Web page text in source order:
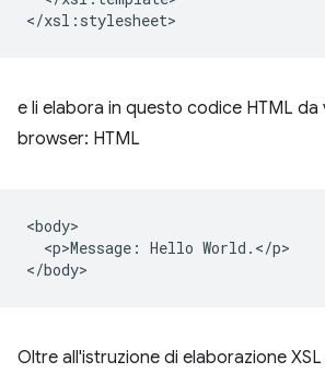
e li elabora in questo codice HTML da
browser: HTML
<body>
  <p>Message: Hello World.</p>
Oltre all'istruzione di elaborazione